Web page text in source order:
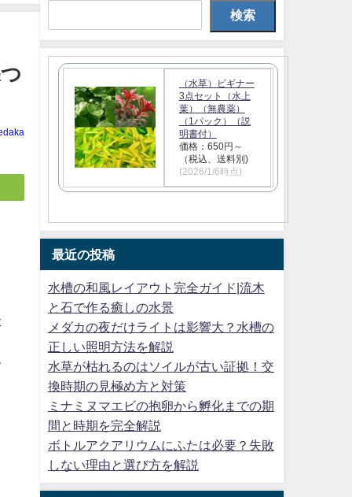
検索
（水草）ビギナー
3点セット（水上
葉）（無農薬）
（1パック）（説
明書付）
価格：650円～
（税込、送料別)
(2026/1/6時点)
最近の投稿
水槽の和風レイアウト完全ガイド|流木
と石で作る癒しの水景
メダカの夜だけライトは影響大？水槽の
正しい照明方法を解説
水草が枯れるのはソイルが古い証拠！交
換時期の見極め方と対策
ミナミヌマエビの抱卵から孵化までの期
間と時期を完全解説
ボトルアクアリウムにふたは必要？失敗
しない理由と選び方を解説